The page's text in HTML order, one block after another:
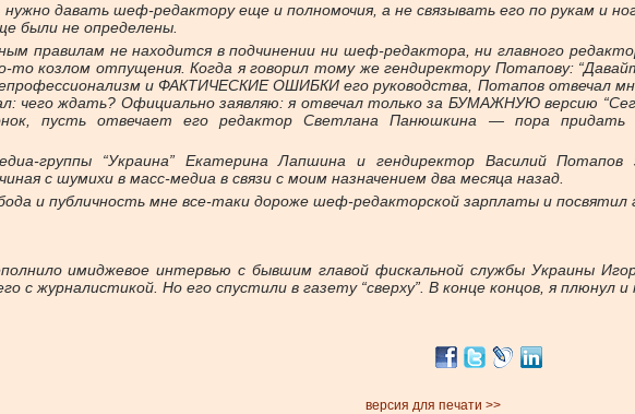
давать шеф-редактору еще и полномочия, а не связывать его по рукам и
были не определены.
правилам не находится в подчинении ни шеф-редактора, ни главного
то козлом отпущения. Когда я говорил тому же гендиректору Потапову:
и ФАКТИЧЕСКИЕ ОШИБКИ его руководства, Потапов отвечал
чего ждать? Официально заявляю: я отвечал только за БУМАЖНУЮ версию
пусть отвечает его редактор Светлана Панюшкина — пора
группы “Украина” Екатерина Лапшина и гендиректор Василий
с шумихи в масс-медиа в связи с моим назначением два месяца назад.
и публичность мне все-таки дороже шеф-редакторской зарплаты и
имиджевое интервью с бывшим главой фискальной службы Украины
с журналистикой. Но его спустили в газету “сверху”. В конце концов, я плюнул
версия для печати >>